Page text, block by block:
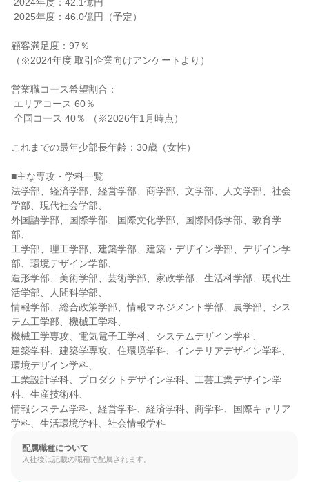
顧客満足度：97％
（※2024年度 取引企業向けアンケートより）
営業職コース希望割合：
これまでの最年少部長年齢：30歳（女性）
■主な専攻・学科一覧
法学部、経済学部、経営学部、商学部、文学部、人文学部、社会
学部、現代社会学部、
外国語学部、国際学部、国際文化学部、国際関係学部、教育学
部、
工学部、理工学部、建築学部、建築・デザイン学部、デザイン学
部、環境デザイン学部、
造形学部、美術学部、芸術学部、家政学部、生活科学部、現代生
活学部、人間科学部、
情報学部、総合政策学部、情報マネジメント学部、農学部、シス
テム工学部、機械工学科、
機械工学専攻、電気電子工学科、システムデザイン学科、
建築学科、建築学専攻、住環境学科、インテリアデザイン学科、
環境デザイン学科、
工業設計学科、プロダクトデザイン学科、工芸工業デザイン学
科、生産技術科、
情報システム学科、経営学科、経済学科、商学科、国際キャリア
学科、生活環境学科、社会情報学科
配属職種について
入社後は記載の職種で配属されます。